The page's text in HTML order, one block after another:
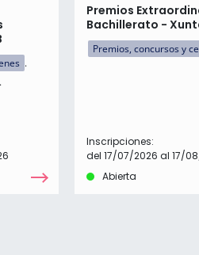
Premios
Bachillerato -
Premios, concursos y
Inscripciones:
del 17/07/2026 al 17/
Abierta